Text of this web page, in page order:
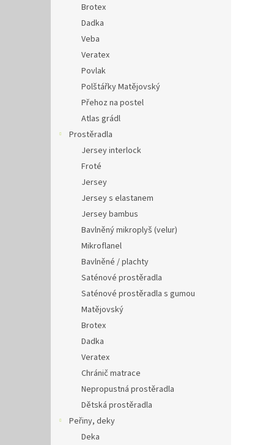
Brotex
Dadka
Veba
Veratex
Povlak
Polštářky Matějovský
Přehoz na postel
Atlas grádl
Prostěradla
Jersey interlock
Froté
Jersey
Jersey s elastanem
Jersey bambus
Bavlněný mikroplyš (velur)
Mikroflanel
Bavlněné / plachty
Saténové prostěradla
Saténové prostěradla s gumou
Matějovský
Brotex
Dadka
Veratex
Chránič matrace
Nepropustná prostěradla
Dětská prostěradla
Peřiny, deky
Deka